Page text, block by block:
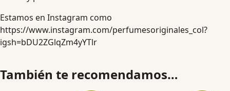
Estamos en Instagram como
https://www.instagram.com/perfumesoriginales_col?
igsh=bDU2ZGlqZm4yYTlr
También te recomendamos…